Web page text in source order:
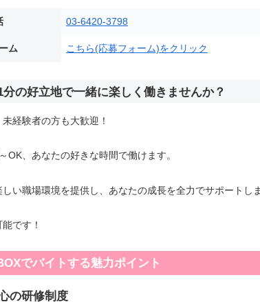
03-6420-3798
ム こちら(応募フォーム)をクリック
の好立地で一緒に楽しく働きませんか？
経験者の方も大歓迎！
OK、あなたの好きな時間で働けます。
い職場環境を提供し、あなたの成長を全力でサポートし
です！
でバイトする魅力ポイント
の研修制度